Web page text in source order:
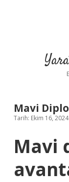
Mavi
Tarih: Ekim 16, 2024
Mavi